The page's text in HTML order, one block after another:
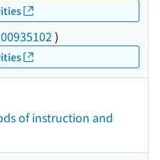
00935102 )
of instruction and